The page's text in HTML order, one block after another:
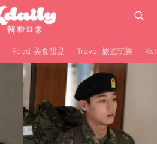
Food 美食甜品 Travel 旅遊玩樂